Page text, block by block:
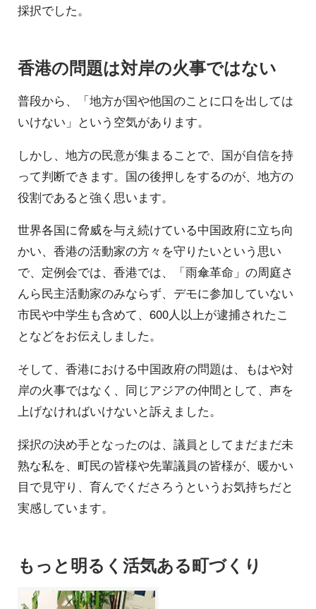
採択でした。
香港の問題は対岸の火事ではない
普段から、「地方が国や他国のことに口を出しては
いけない」という空気があります。
しかし、地方の民意が集まることで、国が自信を持
って判断できます。国の後押しをするのが、地方の
役割であると強く思います。
世界各国に脅威を与え続けている中国政府に立ち向
かい、香港の活動家の方々を守りたいという思い
で、定例会では、香港では、「雨傘革命」の周庭さ
んら民主活動家のみならず、デモに参加していない
市民や中学生も含めて、600人以上が逮捕されたこ
となどをお伝えしました。
そして、香港における中国政府の問題は、もはや対
岸の火事ではなく、同じアジアの仲間として、声を
上げなければいけないと訴えました。
採択の決め手となったのは、議員としてまだまだ未
熟な私を、町民の皆様や先輩議員の皆様が、暖かい
目で見守り、育んでくださろうというお気持ちだと
実感しています。
もっと明るく活気ある町づくり